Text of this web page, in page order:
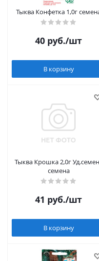
Тыква Конфетка 1,0г
40 руб./шт
В корзину
Тыква Крошка 2,0г
семена
41 руб./шт
В корзину